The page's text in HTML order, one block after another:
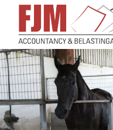
Doorgaan
inhoud